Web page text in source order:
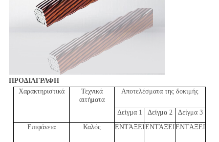
ΠΡΟΔΙΑΓΡΑΦΗ
Χαρακτηριστικά
Τεχνικά
αιτήματα
Αποτελέσματα της δοκιμής
Δείγμα 1 Δείγμα 2
Δείγμα 3
Επιφάνεια
Καλός ΕΝΤΆΞΕΙΕΝΤΆΞΕΙΕΝΤΆΞΕΙ